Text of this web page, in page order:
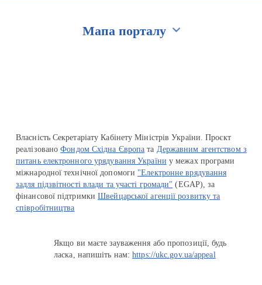
Мапа порталу
Власність Секретаріату Кабінету Міністрів України. Проєкт
реалізованоФондом Східна Європа та Державним агентством з
питань електронного урядування України у межах програми
міжнародної технічної допомоги "Електронне врядування
задля підзвітності влади та участі громади" (EGAP), за
фінансової підтримкиШвейцарської агенції розвитку та
співробітництва
Якщо ви маєте зауваження або пропозиції, будь
ласка, напишіть нам:https://ukc.gov.ua/appeal